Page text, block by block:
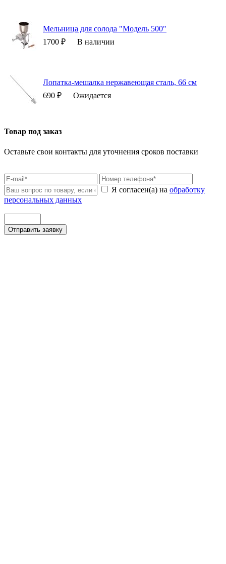
Мельница для солода "Модель 500"
1700 ₽
В наличии
Лопатка-мешалка нержавеющая сталь, 66 см
690 ₽
Ожидается
Товар под заказ
Оставьте свои контакты для уточнения сроков поставки
Я согласен(а) на обработку
персональных данных
Отправить заявку